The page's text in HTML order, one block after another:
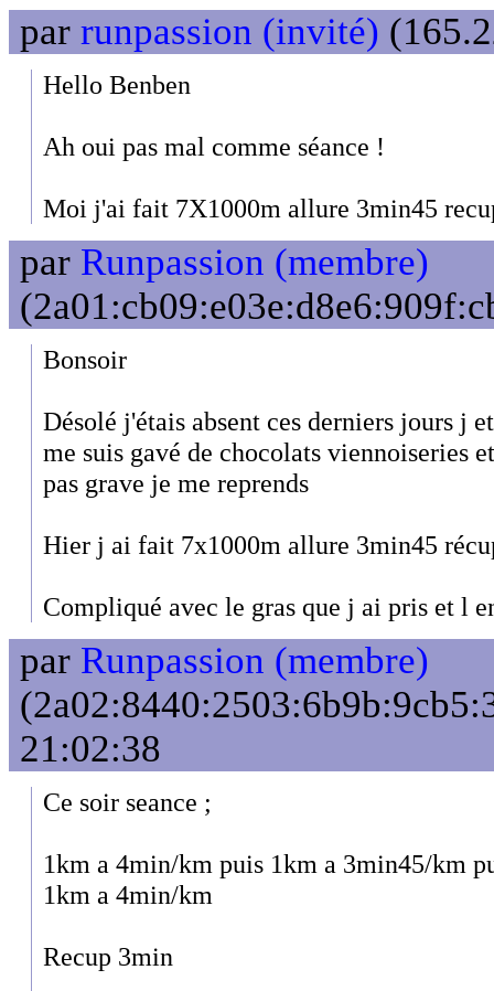
par runpassion (invité)
Hello Benben
Ah oui pas mal comme séance !
Moi j'ai fait 7X1000m allure 3min45
par Runpassion (membre)
Bonsoir
Désolé j'étais absent ces derniers jours j
me suis gavé de chocolats viennoiseries
pas grave je me reprends
Hier j ai fait 7x1000m allure 3min45
Compliqué avec le gras que j ai pris et l
par Runpassion (membre)
21:02:38
Ce soir seance ;
1km a 4min/km puis 1km a 3min45/km
1km a 4min/km
Recup 3min